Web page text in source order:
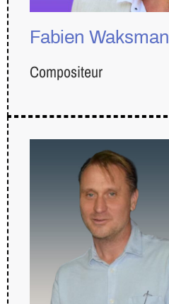
Fabien Waksman
Compositeur